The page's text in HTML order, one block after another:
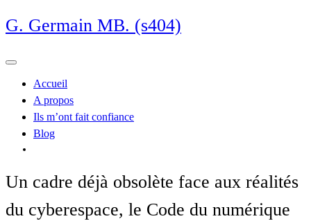
Skip
to
G. Germain MB. (s404)
Accueil
A propos
Ils m’ont fait confiance
Blog
Un cadre déjà obsolète face aux réalités
du cyberespace, le Code du numérique